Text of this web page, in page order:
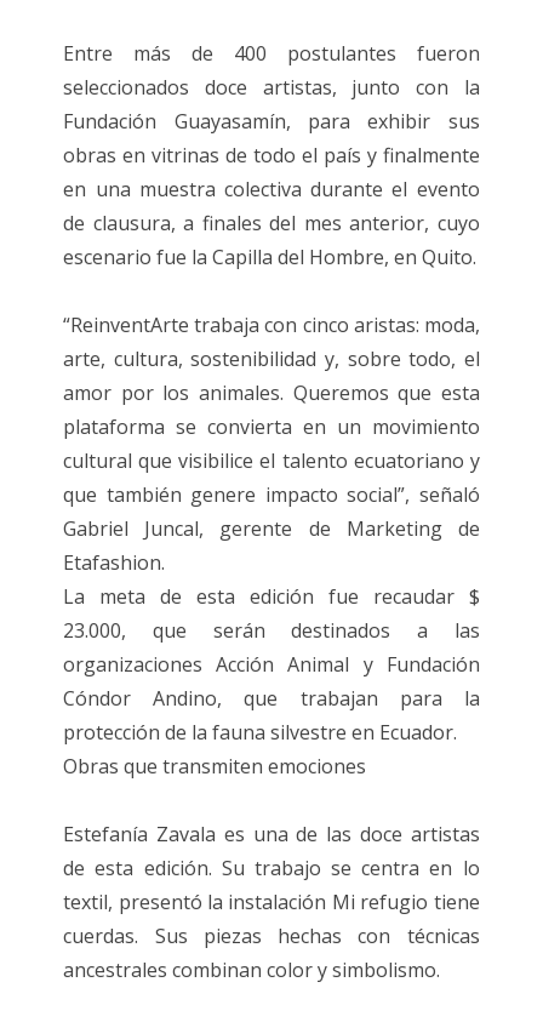
Entre más de 400 postulantes fueron
seleccionados doce artistas, junto con la
Fundación Guayasamín, para exhibir sus
obras en vitrinas de todo el país y finalmente
en una muestra colectiva durante el evento
de clausura, a finales del mes anterior, cuyo
escenario fue la Capilla del Hombre, en Quito.
“ReinventArte trabaja con cinco aristas: moda,
arte, cultura, sostenibilidad y, sobre todo, el
amor por los animales. Queremos que esta
plataforma se convierta en un movimiento
cultural que visibilice el talento ecuatoriano y
que también genere impacto social”, señaló
Gabriel Juncal, gerente de Marketing de
Etafashion.
La meta de esta edición fue recaudar $
23.000, que serán destinados a las
organizaciones Acción Animal y Fundación
Cóndor Andino, que trabajan para la
protección de la fauna silvestre en Ecuador.
Obras que transmiten emociones
Estefanía Zavala es una de las doce artistas
de esta edición. Su trabajo se centra en lo
textil, presentó la instalación Mi refugio tiene
cuerdas. Sus piezas hechas con técnicas
ancestrales combinan color y simbolismo.